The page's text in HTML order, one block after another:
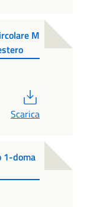
M
Scarica
1-doma